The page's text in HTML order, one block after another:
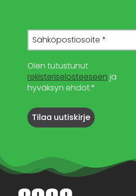
Olen tutustunut
rekisteriselosteeseen ja
hyväksyn ehdot.*